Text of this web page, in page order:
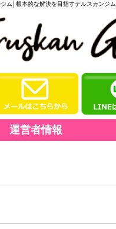
ム│根本的な解決を目指すテルスカンジム
運営者情報